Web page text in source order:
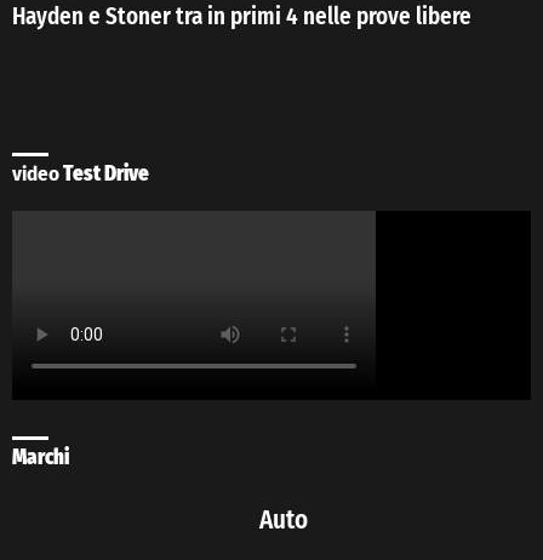
Hayden e Stoner tra in primi 4 nelle prove libere
videoTest Drive
Marchi
Auto